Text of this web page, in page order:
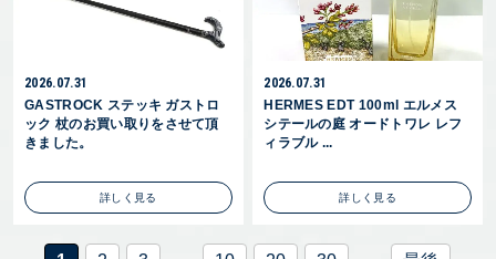
2026.07.31
GASTROCK ステッキ ガストロ
ック 杖のお買い取りをさせて頂
きました。
詳しく見る
2026.07.31
HERMES EDT 100ml エルメス
シテールの庭 オードトワレ レフ
ィラブル ...
詳しく見る